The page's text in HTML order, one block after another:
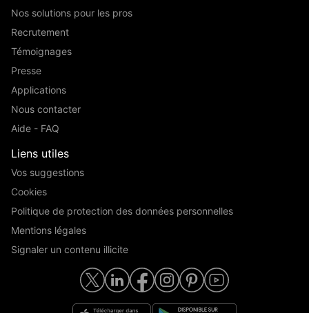
Nos solutions pour les pros
Recrutement
Témoignages
Presse
Applications
Nous contacter
Aide - FAQ
Liens utiles
Vos suggestions
Cookies
Politique de protection des données personnelles
Mentions légales
Signaler un contenu illicite